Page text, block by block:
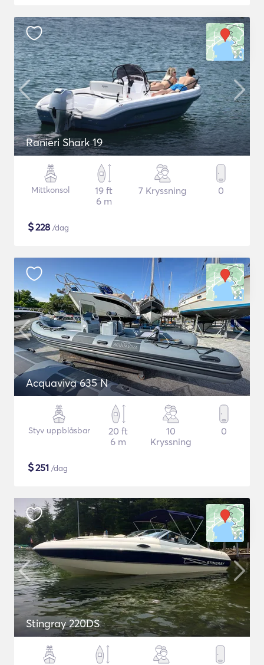
Ranieri Shark 19
Mittkonsol
19 ft
6 m
7 Kryssning 0
$228 /dag
Acquaviva 635 N
Styv uppblåsbar
20 ft
6 m
10
Kryssning
0
$251 /dag
Stingray 220DS